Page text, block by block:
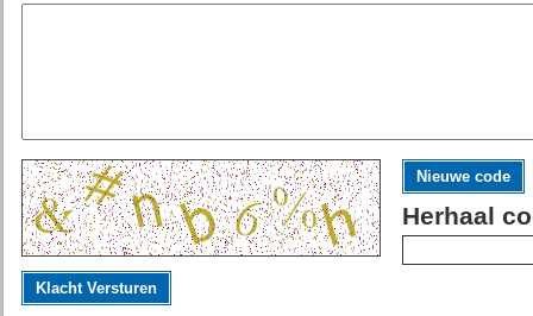
Nieuwe code
Herhaal
Klacht Versturen